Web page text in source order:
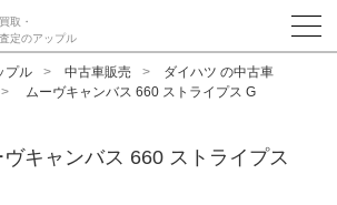
取・
定のアップル
プル 中古車販売
ダイハツ の中古車
ムーヴキャンバス 660 ストライプス G
ヴキャンバス 660 ストライプス